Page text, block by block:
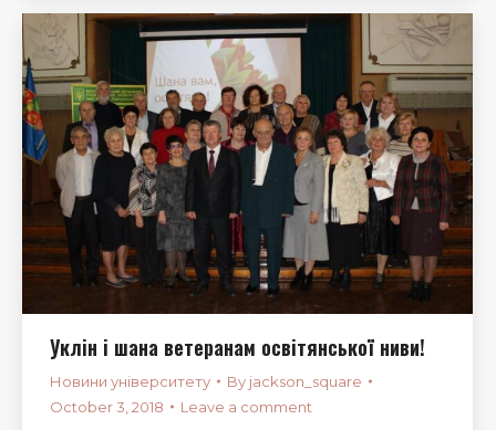
Уклін і шана ветеранам освітянської ниви!
Новини університету By jackson_square
October 3, 2018
Leave a comment